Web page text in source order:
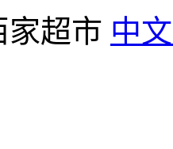
家超市 中